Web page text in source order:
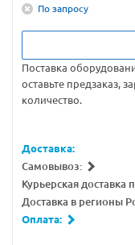
По запросу
Поставка
оставьте предзаказ,
количество.
Доставка:
Самовывоз:
Курьерская
Доставка в регионы
Оплата: